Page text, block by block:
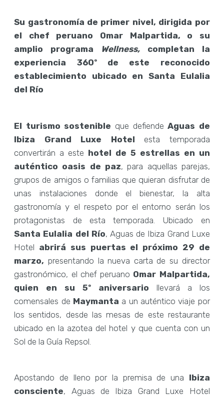
Su gastronomía de primer nivel, dirigida por
el chef peruano Omar Malpartida, o su
amplio programa Wellness, completan la
experiencia 360º de este reconocido
establecimiento ubicado en Santa Eulalia
del Río
El turismo sostenible que defiende Aguas de
Ibiza Grand Luxe Hotel esta temporada
convertirán a este hotel de 5 estrellas en un
auténtico oasis de paz, para aquellas parejas,
grupos de amigos o familias que quieran disfrutar de
unas instalaciones donde el bienestar, la alta
gastronomía y el respeto por el entorno serán los
protagonistas de esta temporada. Ubicado en
Santa Eulalia del Río, Aguas de Ibiza Grand Luxe
Hotel abrirá sus puertas el próximo 29 de
marzo, presentando la nueva carta de su director
gastronómico, el chef peruano Omar Malpartida,
quien en su 5º aniversario llevará a los
comensales de Maymanta a un auténtico viaje por
los sentidos, desde las mesas de este restaurante
ubicado en la azotea del hotel y que cuenta con un
Sol de la Guía Repsol.
Apostando de lleno por la premisa de una Ibiza
consciente, Aguas de Ibiza Grand Luxe Hotel